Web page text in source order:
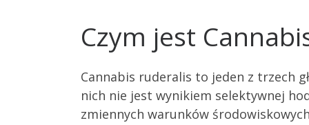
Czym jest
Cannabis ruderalis to jeden z trzech
nich nie jest wynikiem selektywnej
zmiennych warunków